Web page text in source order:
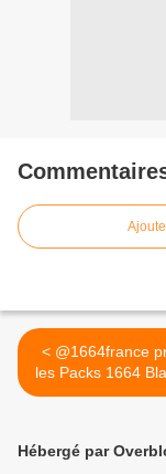
< @1664france présente
les Packs 1664
et...
Hébergé par